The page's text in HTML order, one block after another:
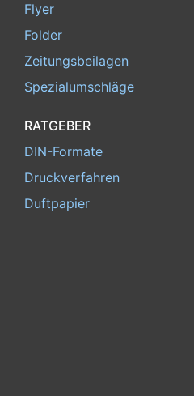
Flyer
Folder
Zeitungsbeilagen
Spezialumschläge
RATGEBER
DIN-Formate
Druckverfahren
Duftpapier